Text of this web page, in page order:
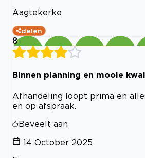
Aagtekerke
delen
8
Binnen planning en mooie
Afhandeling loopt prima en
en op afspraak.
Beveelt aan
14 October 2025